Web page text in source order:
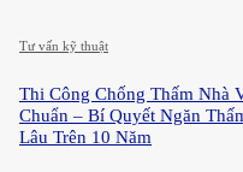
Tư vấn kỹ thuật
Thi Công Chống Thấm Nhà
Chuẩn – Bí Quyết Ngăn
Lâu Trên 10 Năm